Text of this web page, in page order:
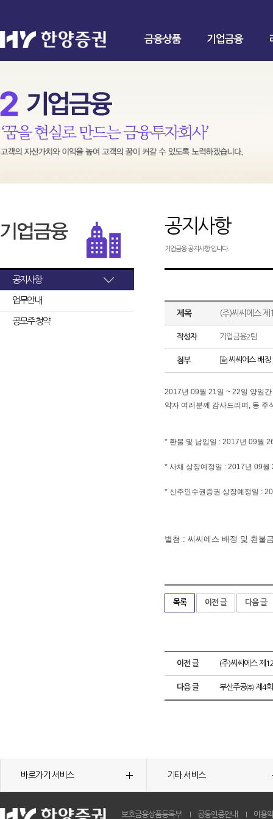
금융상품 기업금융
공지사항
업무안내
공모주 청약
공지사항
기업금융 공지사항 입니다.
제목 (주)씨씨에스
작성자 기업금융2팀
첨부 씨씨에스 배
2017년 09월 21일 ~ 22일 양일
약자 여러분께 감사드리며, 동
* 환불 및 납입일 : 2017년 09월
* 사채 상장예정일 : 2017년 09월
* 신주인수권증권 상장예정일 :
별첨 : 씨씨에스 배정 및 환불
목록 이전 글 다음 글
이전 글 (주)씨씨에스 제
다음 글 부산주공㈜ 제4
바로가기 서비스 기타 서비스
보호금융상품등록부 공동인증안내 이용